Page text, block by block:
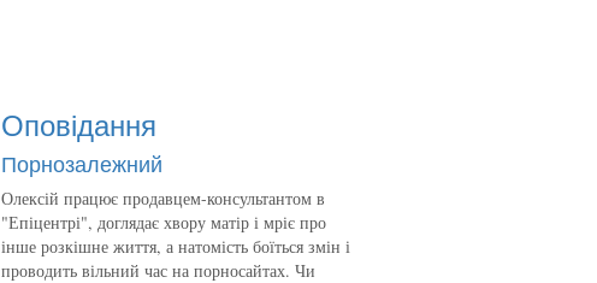
Оповідання
Порнозалежний
Олексій працює продавцем-консультантом в
"Епіцентрі", доглядає хвору матір і мріє про
інше розкішне життя, а натомість боїться змін і
проводить вільний час на порносайтах. Чи